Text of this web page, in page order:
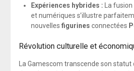
Expériences hybrides : La
et numériques s’illustre
nouvelles figurines connectées
Révolution culturelle et
La Gamescom transcende son statut